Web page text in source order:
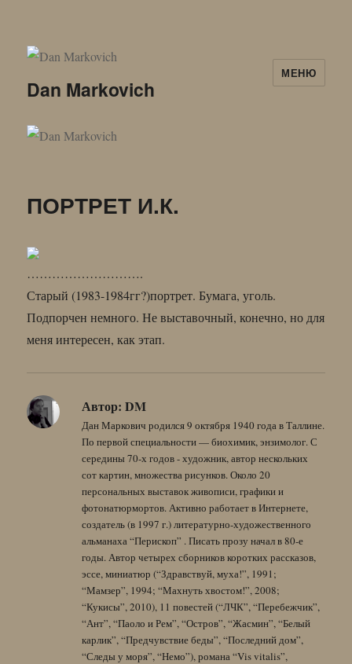
Dan Markovich
МЕНЮ
ПОРТРЕТ И.К.
……………………….
Старый (1983-1984гг?)портрет. Бумага, уголь.
Подпорчен немного. Не выставочный, конечно, но для
меня интересен, как этап.
Автор: DM
Дан Маркович родился 9 октября 1940 года в Таллине.
По первой специальности — биохимик, энзимолог. С
середины 70-х годов - художник, автор нескольких
сот картин, множества рисунков. Около 20
персональных выставок живописи, графики и
фотонатюрмортов. Активно работает в Интернете,
создатель (в 1997 г.) литературно-художественного
альманаха “Перископ” . Писать прозу начал в 80-е
годы. Автор четырех сборников коротких рассказов,
эссе, миниатюр (“Здравствуй, муха!”, 1991;
“Мамзер”, 1994; “Махнуть хвостом!”, 2008;
“Кукисы”, 2010), 11 повестей (“ЛЧК”, “Перебежчик”,
“Ант”, “Паоло и Рем”, “Остров”, “Жасмин”, “Белый
карлик”, “Предчувствие беды”, “Последний дом”,
“Следы у моря”, “Немо”), романа “Vis vitalis”,